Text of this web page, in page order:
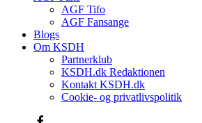
AGF Tifo
AGF Fansange
Blogs
Om KSDH
Partnerklub
KSDH.dk Redaktionen
Kontakt KSDH.dk
Cookie- og privatlivspolitik